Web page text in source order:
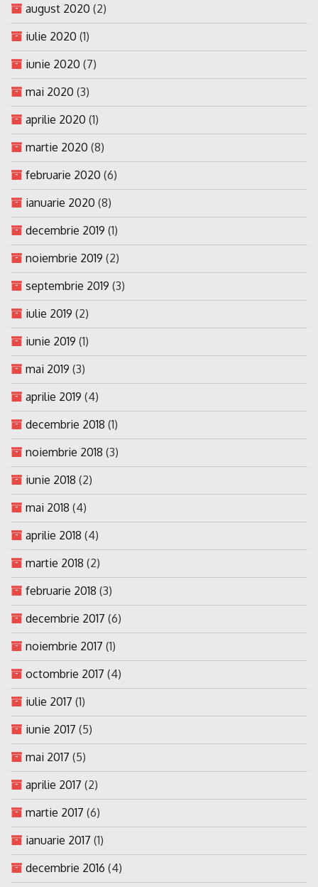
august 2020 (2)
iulie 2020 (1)
iunie 2020 (7)
mai 2020 (3)
aprilie 2020 (1)
martie 2020 (8)
februarie 2020 (6)
ianuarie 2020 (8)
decembrie 2019 (1)
noiembrie 2019 (2)
septembrie 2019 (3)
iulie 2019 (2)
iunie 2019 (1)
mai 2019 (3)
aprilie 2019 (4)
decembrie 2018 (1)
noiembrie 2018 (3)
iunie 2018 (2)
mai 2018 (4)
aprilie 2018 (4)
martie 2018 (2)
februarie 2018 (3)
decembrie 2017 (6)
noiembrie 2017 (1)
octombrie 2017 (4)
iulie 2017 (1)
iunie 2017 (5)
mai 2017 (5)
aprilie 2017 (2)
martie 2017 (6)
ianuarie 2017 (1)
decembrie 2016 (4)